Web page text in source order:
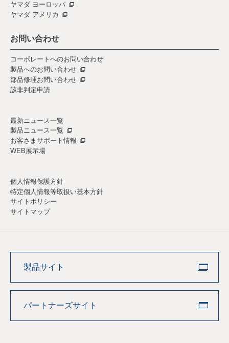
ヤマダ ヨーロッパ
ヤマダ アメリカ
お問い合わせ
コーポレートへのお問い合わせ
製品へのお問い合わせ
部品修理お問い合わせ
該非判定申請
最新ニュース一覧
製品ニュース一覧
お客さまサポート情報
WEB展示場
個人情報保護方針
特定個人情報等取扱い基本方針
サイトポリシー
サイトマップ
製品サイト
パートナーズサイト